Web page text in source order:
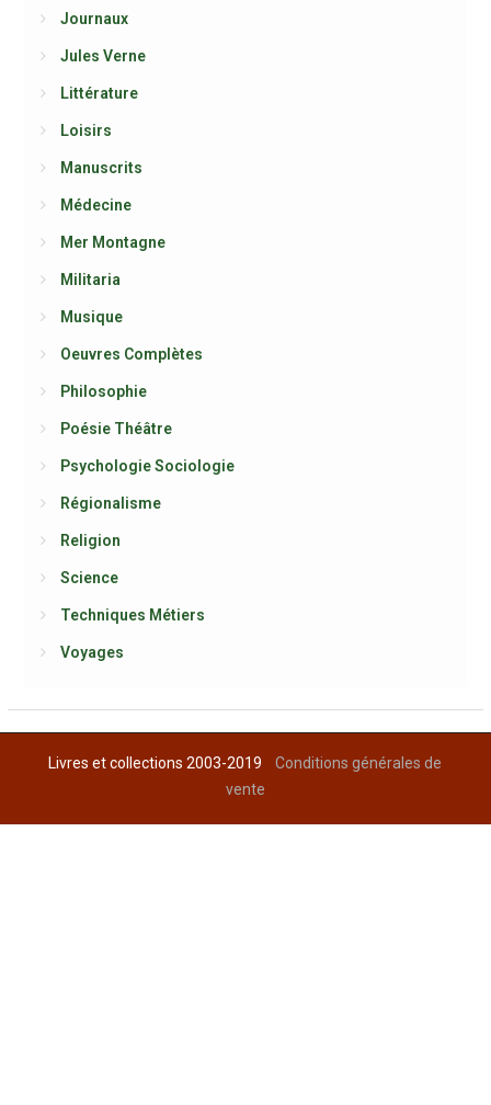
Journaux
Jules Verne
Littérature
Loisirs
Manuscrits
Médecine
Mer Montagne
Militaria
Musique
Oeuvres Complètes
Philosophie
Poésie Théâtre
Psychologie Sociologie
Régionalisme
Religion
Science
Techniques Métiers
Voyages
Livres et collections 2003-2019Conditions générales de
vente